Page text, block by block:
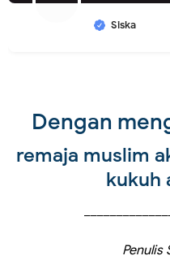
Siska
Dengan
remaja muslim
kukuh
Penulis